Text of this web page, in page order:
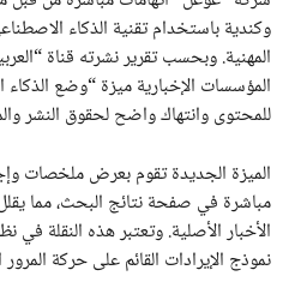
وكندية باستخدام تقنية الذكاء
المهنية. وبحسب تقرير نشرته قناة
المؤسسات الإخبارية ميزة “وضع
للمحتوى وانتهاك واضح لحقوق النشر
الميزة الجديدة تقوم بعرض ملخصات
مباشرة في صفحة نتائج البحث، مما
الأخبار الأصلية. وتعتبر هذه النقلة
نموذج الإيرادات القائم على حركة المرور